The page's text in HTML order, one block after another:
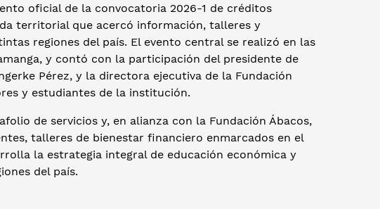
oficial de la convocatoria 2026-1 de créditos
territorial que acercó información, talleres y
regiones del país. El evento central se realizó en las
y contó con la participación del presidente de
Pérez, y la directora ejecutiva de la Fundación
y estudiantes de la institución.
de servicios y, en alianza con la Fundación Ábacos,
talleres de bienestar financiero enmarcados en el
la estrategia integral de educación económica y
del país.